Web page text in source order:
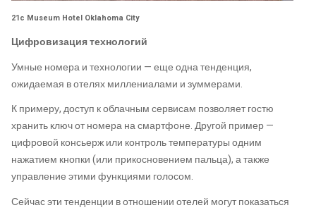
21c Museum Hotel Oklahoma City
Цифровизация технологий
Умные номера и технологии — еще одна тенденция,
ожидаемая в отелях миллениалами и зуммерами.
К примеру, доступ к облачным сервисам позволяет гостю
хранить ключ от номера на смартфоне. Другой пример —
цифровой консьерж или контроль температуры одним
нажатием кнопки (или прикосновением пальца), а также
управление этими функциями голосом.
Сейчас эти тенденции в отношении отелей могут показаться